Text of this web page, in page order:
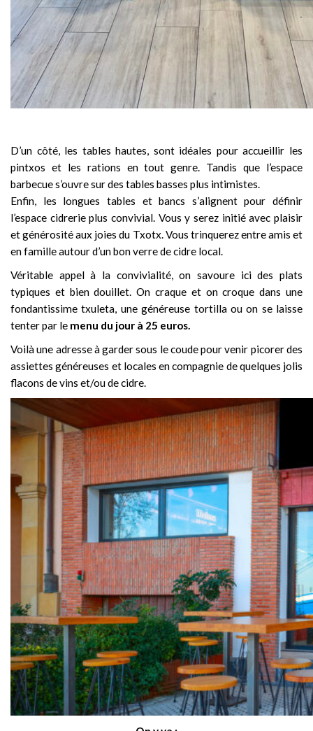
D’un côté, les tables hautes, sont idéales pour accueillir les
pintxos et les rations en tout genre. Tandis que l’espace
barbecue s’ouvre sur des tables basses plus intimistes.
Enfin, les longues tables et bancs s’alignent pour définir
l’espace cidrerie plus convivial. Vous y serez initié avec plaisir
et générosité aux joies du Txotx. Vous trinquerez entre amis et
en famille autour d’un bon verre de cidre local.
Véritable appel à la convivialité, on savoure ici des plats
typiques et bien douillet. On craque et on croque dans une
fondantissime txuleta, une généreuse tortilla ou on se laisse
tenter par le menu du jour à 25 euros.
Voilà une adresse à garder sous le coude pour venir picorer des
assiettes généreuses et locales en compagnie de quelques jolis
flacons de vins et/ou de cidre.